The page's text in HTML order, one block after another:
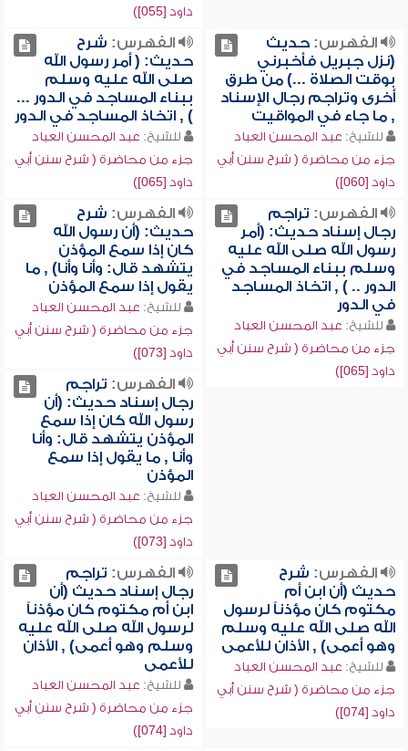
داود [055])
الفهرس:حديث
(نزل جبريل فأخبرني
بوقت الصلاة ...) من طرق
أخرى وتراجم رجال الإسناد
, ما جاء في المواقيت
للشيخ: عبد المحسن العباد
جزء من محاضرة ( شرح سنن أبي
داود [060])
الفهرس: شرح
حديث: ( أمر رسول الله
صلى الله عليه وسلم
ببناء المساجد في الدور ...
) , اتخاذ المساجد في الدور
للشيخ: عبد المحسن العباد
جزء من محاضرة ( شرح سنن أبي
داود [065])
الفهرس: تراجم
رجال إسناد حديث: (أمر
رسول الله صلى الله عليه
وسلم ببناء المساجد في
الدور .. ) , اتخاذ المساجد
في الدور
للشيخ: عبد المحسن العباد
جزء من محاضرة ( شرح سنن أبي
داود [065])
الفهرس: شرح
حديث: (أن رسول الله
كان إذا سمع المؤذن
يتشهد قال: وأنا وأنا) , ما
يقول إذا سمع المؤذن
للشيخ: عبد المحسن العباد
جزء من محاضرة ( شرح سنن أبي
داود [073])
الفهرس: تراجم
رجال إسناد حديث: (أن
رسول الله كان إذا سمع
المؤذن يتشهد قال: وأنا
وأنا , ما يقول إذا سمع
المؤذن
للشيخ: عبد المحسن العباد
جزء من محاضرة ( شرح سنن أبي
داود [073])
الفهرس: شرح
حديث (أن ابن أم
مكتوم كان مؤذناً لرسول
الله صلى الله عليه وسلم
وهو أعمى) , الأذان للأعمى
للشيخ: عبد المحسن العباد
جزء من محاضرة ( شرح سنن أبي
داود [074])
الفهرس: تراجم
رجال إسناد حديث (أن
ابن أم مكتوم كان مؤذناً
لرسول الله صلى الله عليه
وسلم وهو أعمى) , الأذان
للأعمى
للشيخ: عبد المحسن العباد
جزء من محاضرة ( شرح سنن أبي
داود [074])